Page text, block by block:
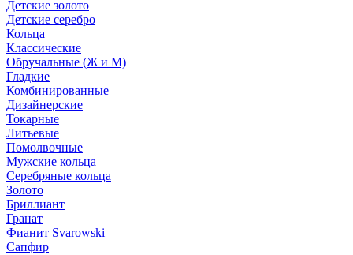
Детские золото
Детские серебро
Кольца
Классические
Обручальные (Ж и М)
Гладкие
Комбинированные
Дизайнерские
Токарные
Литьевые
Помолвочные
Мужские кольца
Серебряные кольца
Золото
Бриллиант
Гранат
Фианит Svarowski
Сапфир